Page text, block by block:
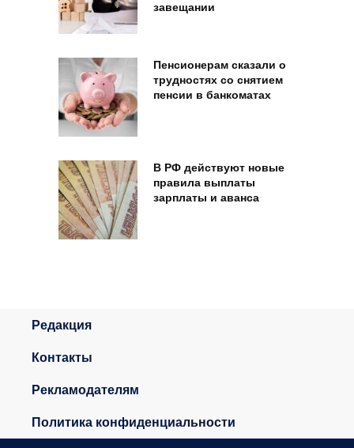
завещании
Пенсионерам сказали о
трудностях со снятием
пенсии в банкоматах
В РФ действуют новые
правила выплаты
зарплаты и аванса
Редакция
Контакты
Рекламодателям
Политика конфиденциальности